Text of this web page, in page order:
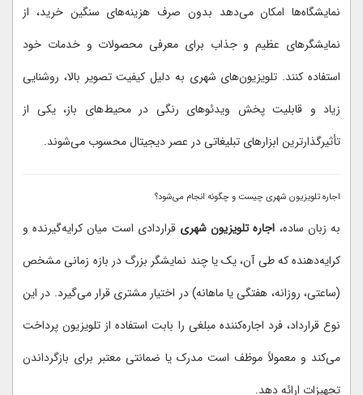
نمایشگاه‌ها امکان می‌دهد بدون صرف هزینه‌های سنگین خرید، از
نمایشگرهای عظیم و جذاب برای معرفی محصولات و خدمات خود
استفاده کنند. تلویزیون‌های شهری به دلیل کیفیت تصویر بالا، روشنایی
زیاد و قابلیت پخش ویدئوهای رنگی در محیط‌های باز، یکی از
تأثیرگذارترین ابزارهای تبلیغاتی در عصر دیجیتال محسوب می‌شوند.
اجاره تلویزیون شهری چیست و چگونه انجام می‌شود؟
به زبان ساده، اجاره تلویزیون شهری قراردادی است میان کرایه‌گیرنده و
کرایه‌دهنده که طی آن، یک یا چند نمایشگر بزرگ در بازه زمانی مشخص
(ساعتی، روزانه، هفتگی یا ماهانه) در اختیار مشتری قرار می‌گیرد. در این
نوع قرارداد، فرد اجاره‌کننده مبلغی را بابت استفاده از تلویزیون پرداخت
می‌کند و معمولاً موظف است مدرک یا ضمانتی معتبر برای بازگرداندن
تجهیزات ارائه دهد.